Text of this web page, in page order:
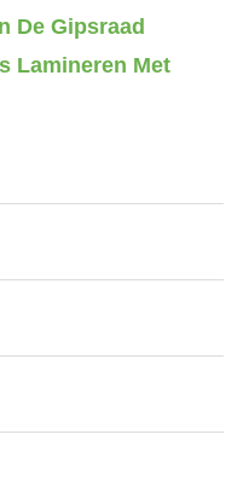
De Gipsraad
Lamineren Met